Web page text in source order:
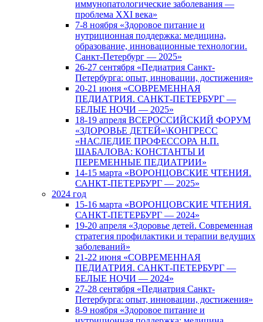
иммунопатологические заболевания —
проблема XXI века»
7-8 ноября «Здоровое питание и
нутриционная поддержка: медицина,
образование, инновационные технологии.
Санкт-Петербург — 2025»
26-27 сентября «Педиатрия Санкт-
Петербурга: опыт, инновации, достижения»
20-21 июня «СОВРЕМЕННАЯ
ПЕДИАТРИЯ. САНКТ-ПЕТЕРБУРГ —
БЕЛЫЕ НОЧИ — 2025»
18-19 апреля ВСЕРОССИЙСКИЙ ФОРУМ
«ЗДОРОВЬЕ ДЕТЕЙ»\КОНГРЕСС
«НАСЛЕДИЕ ПРОФЕССОРА Н.П.
ШАБАЛОВА: КОНСТАНТЫ И
ПЕРЕМЕННЫЕ ПЕДИАТРИИ»
14-15 марта «ВОРОНЦОВСКИЕ ЧТЕНИЯ.
САНКТ-ПЕТЕРБУРГ — 2025»
2024 год
15-16 марта «ВОРОНЦОВСКИЕ ЧТЕНИЯ.
САНКТ-ПЕТЕРБУРГ — 2024»
19-20 апреля «Здоровье детей. Современная
стратегия профилактики и терапии ведущих
заболеваний»
21-22 июня «СОВРЕМЕННАЯ
ПЕДИАТРИЯ. САНКТ-ПЕТЕРБУРГ —
БЕЛЫЕ НОЧИ — 2024»
27-28 сентября «Педиатрия Санкт-
Петербурга: опыт, инновации, достижения»
8-9 ноября «Здоровое питание и